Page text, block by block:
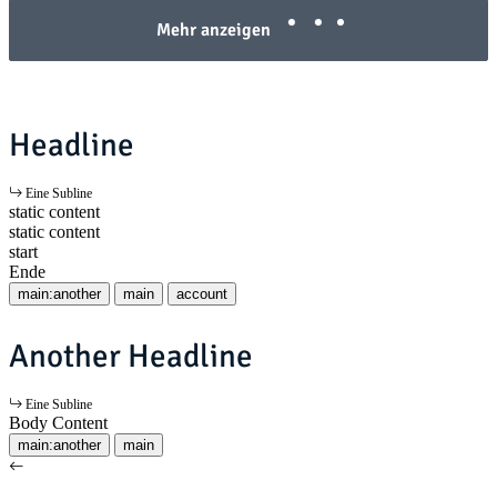
Mehr anzeigen
Headline
Eine Subline
static content
static content
start
Ende
main:another main account
Another Headline
Eine Subline
Body Content
main:another main